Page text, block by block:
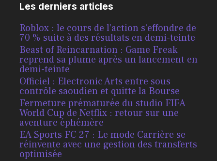
Les derniers articles
Roblox : le cours de l’action s’effondre de
70 % suite à des résultats en demi-teinte
Beast of Reincarnation : Game Freak
reprend sa plume après un lancement en
demi-teinte
Officiel : Electronic Arts entre sous
contrôle saoudien et quitte la Bourse
Fermeture prématurée du studio FIFA
World Cup de Netflix : retour sur une
aventure éphémère
EA Sports FC 27 : Le mode Carrière se
réinvente avec une gestion des transferts
optimisée